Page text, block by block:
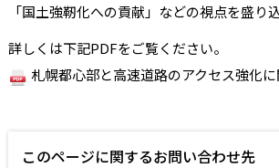
「国土強靭化への貢献」などの視点を盛り
詳しくは下記PDFをご覧ください。
札幌都心部と高速道路のアクセス強化
このページに関するお問い合わせ先